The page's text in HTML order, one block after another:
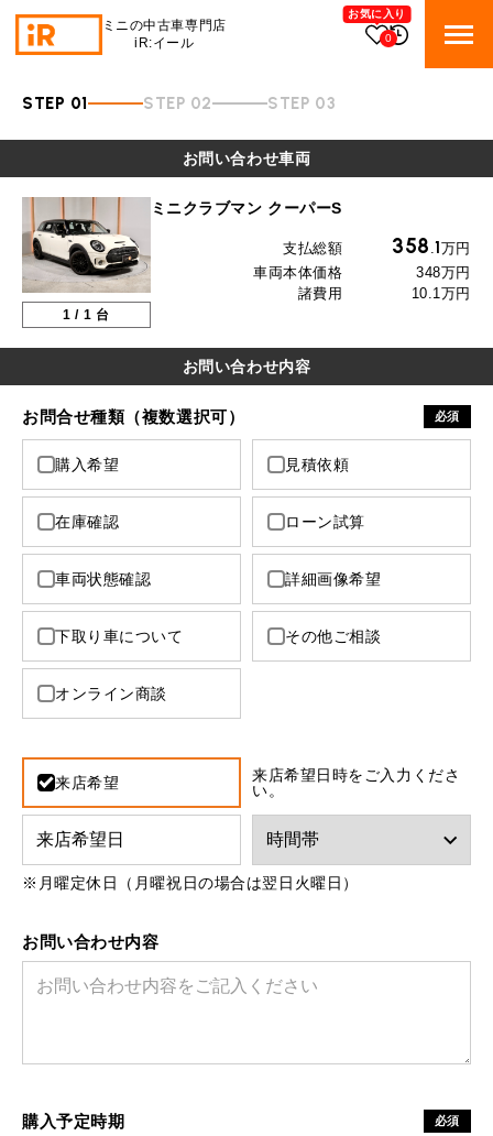
ミニの中古車専門店
iR:イール
お気に入り
0
ROVER MINI
TRADE 買取
TOP
iRの買取が他社よりも高い理由
売却手順
買取Q&A
iRで愛車を売却されたお客様の声
BMWミニ買取査定依頼
MAINTENANCE
TOP
BMWミニ メンテナンス
ローバーミニ メンテナンス
最近の修理実績
ブログ＆メディア
TOP
MINI Blog スタッフブログ
User's Voice 購入者様の声
Part's Report
Movie 動画一覧
MINI KNOWLEDGE ミニナレッジ
TOP
BMWミニナレッジ
ローバーミニナレッジ
ABOUT iR
会社概要
スタッフ紹介
MAP
RECRUIT 採用情報
お知らせ プライバシーポリシー
お問い合わせ
お問い合わせ
iR TECH FACTORY
STEP 01 STEP 02 STEP 03
お問い合わせ車両
1 / 1 台
ミニクラブマン クーパーS
支払総額 358 .1万円
車両本体価格
348万円
諸費用
10.1万円
お問い合わせ内容
お問合せ種類（複数選択可） 必須
購入希望 見積依頼
在庫確認 ローン試算
車両状態確認 詳細画像希望
下取り車について その他ご相談
オンライン商談
来店希望
来店希望日時をご入力くださ
い。
※月曜定休日（月曜祝日の場合は翌日火曜日）
お問い合わせ内容
購入予定時期 必須